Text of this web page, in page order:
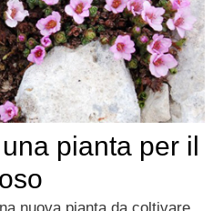
pianta per il